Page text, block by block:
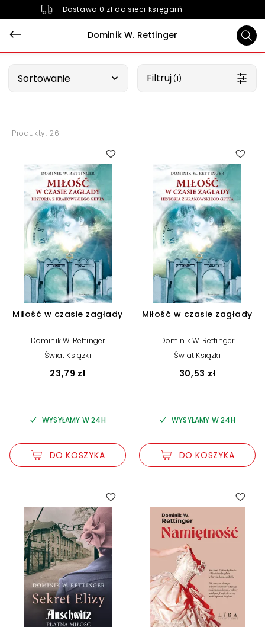
Dostawa 0 zł do sieci księgarń
Dominik W. Rettinger
Sortowanie Filtruj (1)
Produkty: 26
Miłość w czasie zagłady
Dominik W. Rettinger
Świat Książki
23,79 zł
WYSYŁAMY W 24H
DO KOSZYKA
5.00
Miłość w czasie zagłady
Dominik W. Rettinger
Świat Książki
30,53 zł
WYSYŁAMY W 24H
DO KOSZYKA